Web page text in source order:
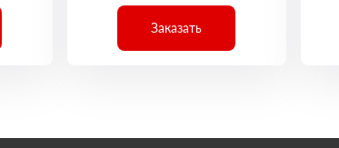
Заказать